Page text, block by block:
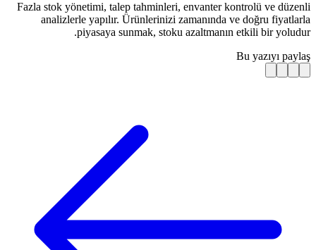
Fazla stok yönetimi, talep
analizlerle yapılır.
piyasaya sunmak,